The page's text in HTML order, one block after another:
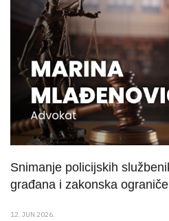
Snimanje policijskih
građana i zakonska
12. JUN 2026.